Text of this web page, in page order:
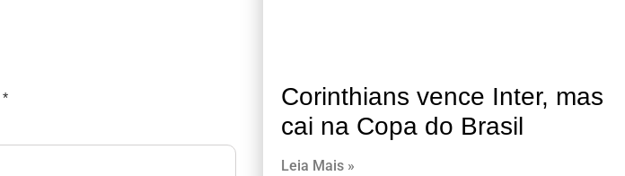
*
Corinthians vence Inter, mas
cai na Copa do Brasil
Leia Mais »